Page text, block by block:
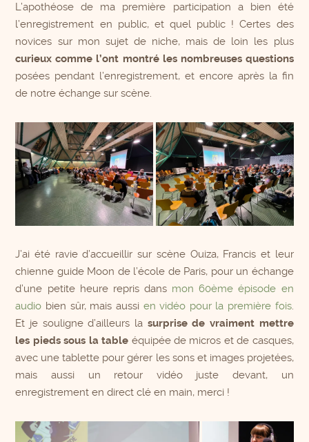
L’apothéose de ma première participation a bien été
l’enregistrement en public, et quel public ! Certes des
novices sur mon sujet de niche, mais de loin les plus
curieux comme l’ont montré les nombreuses questions
posées pendant l’enregistrement, et encore après la fin
de notre échange sur scène.
J’ai été ravie d’accueillir sur scène Ouiza, Francis et leur
chienne guide Moon de l’école de Paris, pour un échange
d’une petite heure repris dans mon 60ème épisode en
audio bien sûr, mais aussi en vidéo pour la première fois.
Et je souligne d’ailleurs la surprise de vraiment mettre
les pieds sous la table équipée de micros et de casques,
avec une tablette pour gérer les sons et images projetées,
mais aussi un retour vidéo juste devant, un
enregistrement en direct clé en main, merci !